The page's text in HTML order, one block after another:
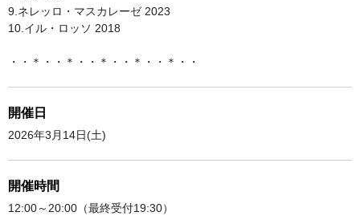
9.ネレッロ・マスカレーゼ 2023
10.イル・ロッソ 2018
・・＊・・＊・・＊・・＊・・＊・・
開催日
2026年3月14日(土)
開催時間
12:00～20:00（最終受付19:30）